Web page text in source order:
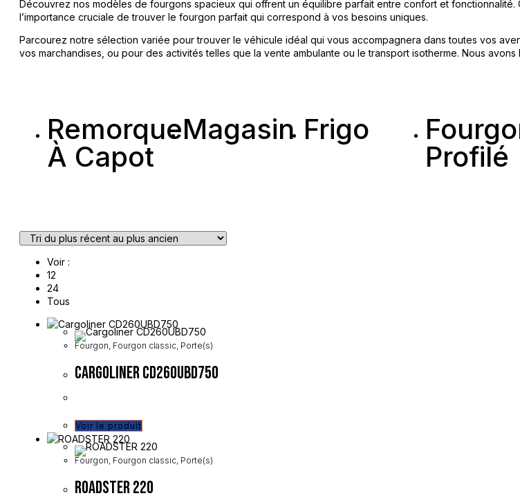
Découvrez nos modèles de fourgons spacieux qui offrent un équilibre parfait entre confort et fonctionnalité.
l’importance cruciale de trouver le fourgon parfait qui correspond à vos besoins uniques.
Parcourez notre sélection variée pour trouver le véhicule idéal qui vous accompagnera dans toutes vos
vos marchandises, ou pour des activités telles que la vente ambulante ou le transport isotherme. Nous
Remorque
À Capot
Magasin Frigo
Profilé
Voir :
12
24
Tous
Fourgon, Fourgon classic, Porte(s)
Cargoliner CD260UBD750
Voir le produit
Fourgon Fourgon classic Porte(s)
ROADSTER 220